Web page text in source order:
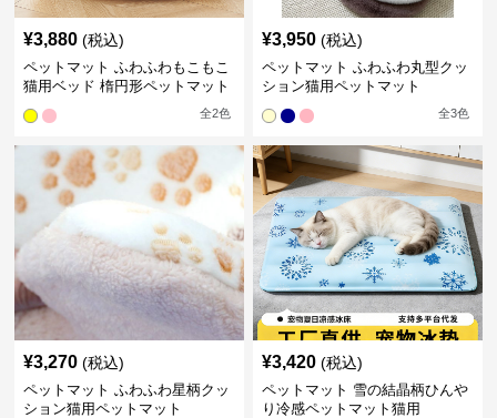
¥3,880 (税込)
ペットマット ふわふわもこもこ
猫用ベッド 楕円形ペットマット
全2色
¥3,950 (税込)
ペットマット ふわふわ丸型クッ
ション猫用ペットマット
全3色
¥3,270 (税込)
ペットマット ふわふわ星柄クッ
ション猫用ペットマット
¥3,420 (税込)
ペットマット 雪の結晶柄ひんや
り冷感ペットマット猫用